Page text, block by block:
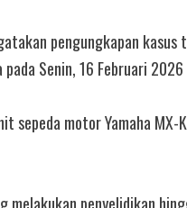
pengungkapan
Senin, 16 Februari
sepeda motor Yamaha